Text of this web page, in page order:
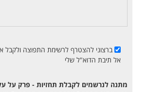
ברצוני להצטרף לרשימת התפוצה ולקבל
אל תיבת הדוא"ל שלי
מתנה לנרשמים לקבלת תחזיות - פרק על